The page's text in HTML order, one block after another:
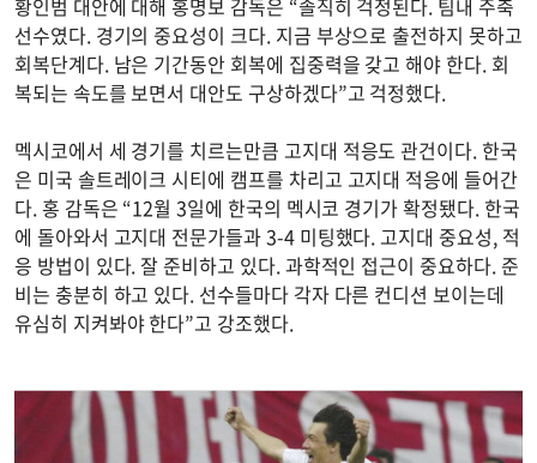
선수였다. 경기의 중요성이 크다. 지금 부상으로 출전하지 못하고
회복단계다. 남은 기간동안 회복에 집중력을 갖고 해야 한다. 회
복되는 속도를 보면서 대안도 구상하겠다”고 걱정했다.
멕시코에서 세 경기를 치르는만큼 고지대 적응도 관건이다. 한국
은 미국 솔트레이크 시티에 캠프를 차리고 고지대 적응에 들어간
다. 홍 감독은 “12월 3일에 한국의 멕시코 경기가 확정됐다. 한국
에 돌아와서 고지대 전문가들과 3-4 미팅했다. 고지대 중요성, 적
응 방법이 있다. 잘 준비하고 있다. 과학적인 접근이 중요하다. 준
비는 충분히 하고 있다. 선수들마다 각자 다른 컨디션 보이는데
유심히 지켜봐야 한다”고 강조했다.